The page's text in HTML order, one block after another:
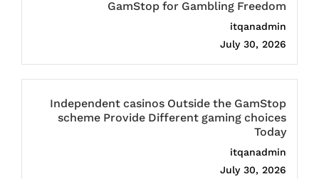
GamStop for Gambling Freedom
itqanadmin
July 30, 2026
Independent casinos Outside the GamStop
scheme Provide Different gaming choices
Today
itqanadmin
July 30, 2026